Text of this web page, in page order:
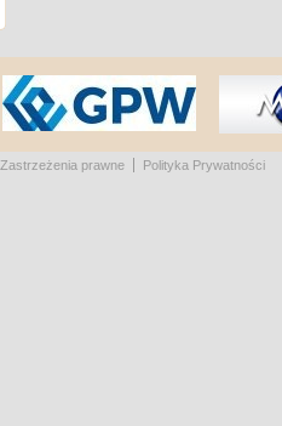
Zastrzeżenia prawne Polityka Prywatności